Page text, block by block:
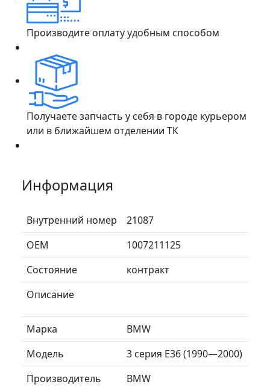
Производите оплату удобным способом
Получаете запчасть у себя в городе курьером
или в ближайшем отделении ТК
Информация
Внутренний номер
21087
ОЕМ
1007211125
Состояние
контракт
Описание
Марка
BMW
Модель
3 серия E36 (1990—2000)
Производитель
BMW